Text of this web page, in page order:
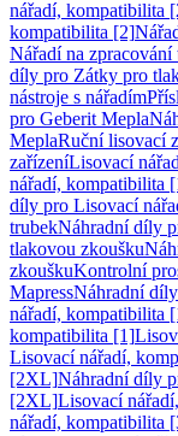
nářadí, kompatibilita
kompatibilita [2]
Nářadí na zpracování
díly pro Zátky pro
nástroje s nářadím
pro Geberit Mepla
MeplaRuční lisovací
zařízeníLisovací
nářadí, kompatibilita
díly pro Lisovací
trubekNáhradní díly
tlakovou zkoušku
zkouškuKontrolní
MapressNáhradní
nářadí, kompatibilita
kompatibilita [1]
Lisovací nářadí,
[2XL]Náhradní díly
[2XL]Lisovací
nářadí, kompatibilita